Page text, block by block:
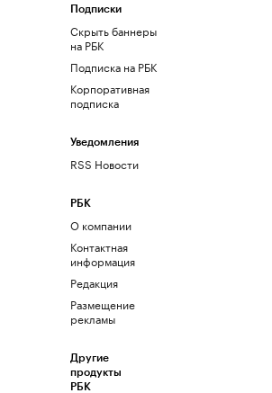
Подписки
Скрыть баннеры
на РБК
Подписка на РБК
Корпоративная
подписка
Уведомления
RSS Новости
РБК
О компании
Контактная
информация
Редакция
Размещение
рекламы
Другие
продукты
РБК